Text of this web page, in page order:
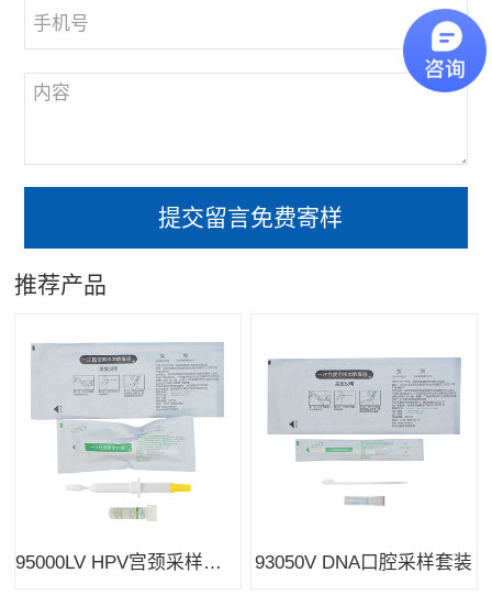
推荐产品
95000LV HPV宫颈采样套装 93050V DNA口腔采样套装